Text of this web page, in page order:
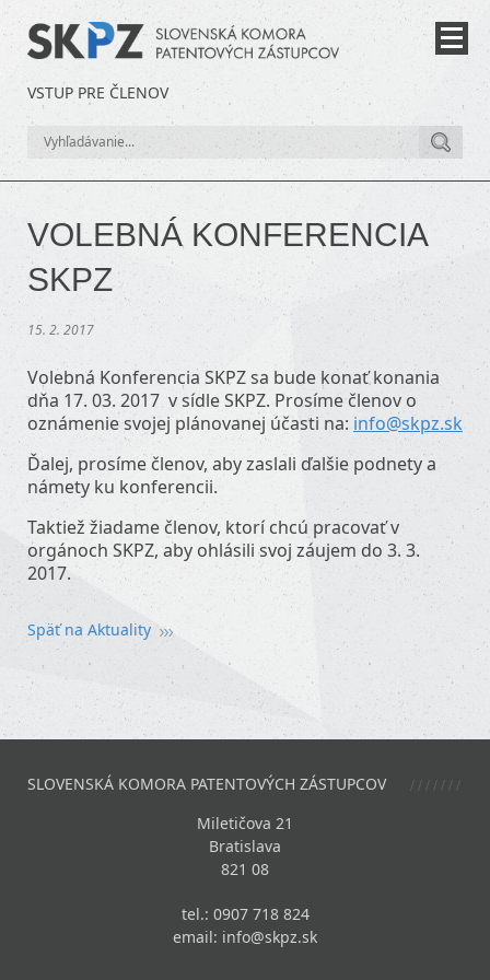
VSTUP PRE ČLENOV
VOLEBNÁ KONFERENCIA
SKPZ
15. 2. 2017
Volebná Konferencia SKPZ sa bude konať konania
dňa 17. 03. 2017 v sídle SKPZ. Prosíme členov o
oznámenie svojej plánovanej účasti na: info@skpz.sk
Ďalej, prosíme členov, aby zaslali ďalšie podnety a
námety ku konferencii.
Taktiež žiadame členov, ktorí chcú pracovať v
orgánoch SKPZ, aby ohlásili svoj záujem do 3. 3.
2017.
Späť na Aktuality
SLOVENSKÁ KOMORA PATENTOVÝCH ZÁSTUPCOV
Miletičova 21
Bratislava
821 08
tel.: 0907 718 824
email: info@skpz.sk